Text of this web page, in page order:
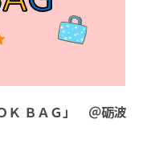
Ｋ ＢＡＧ」 ＠砺波